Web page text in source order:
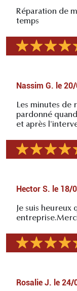
Réparation de
temps
Nassim G. le
Les minutes de
pardonné
et après
Hector S. le 18/
Je suis heureux
Rosalie J. le 24/